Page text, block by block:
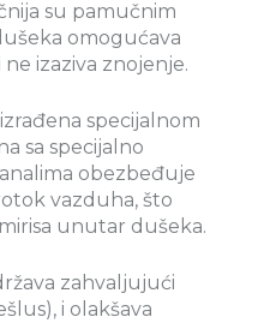
su pamučnim
omogućava
izaziva znojenje.
specijalnom
sa specijalno
obezbeđuje
vazduha, što
unutar dušeka.
zahvaljujući
i olakšava